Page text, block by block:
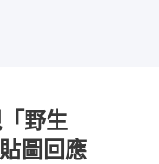
野生
圖回應